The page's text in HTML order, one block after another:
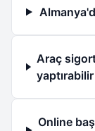
Araç
Online